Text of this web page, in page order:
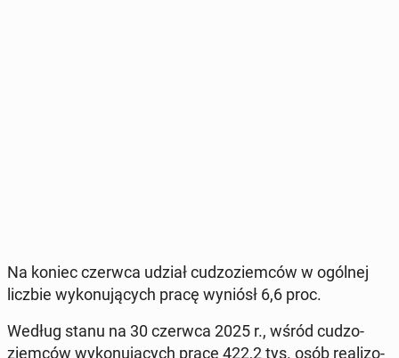
Na koniec czerwca udział cu­dzo­ziem­ców w ogólnej
liczbie wy­ko­nu­ją­cych pracę wyniósł 6,6 proc.
Według stanu na 30 czerwca 2025 r., wśród cu­dzo­
ziem­ców wy­ko­nu­ją­cych pracę 422,2 tys. osób re­ali­zo­